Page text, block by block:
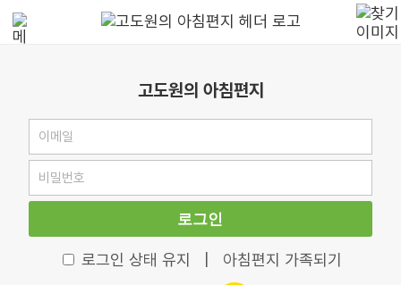
고도원의 아침편지
로그인
로그인 상태 유지 아침편지 가족되기